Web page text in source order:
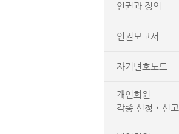
인권과 정의
인권보고서
자기변호노트
개인회원
각종 신청‧신